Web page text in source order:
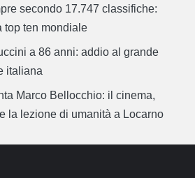
secondo 17.747 classifiche:
top ten mondiale
a 86 anni: addio al grande
italiana
Marco Bellocchio: il cinema,
la lezione di umanità a Locarno